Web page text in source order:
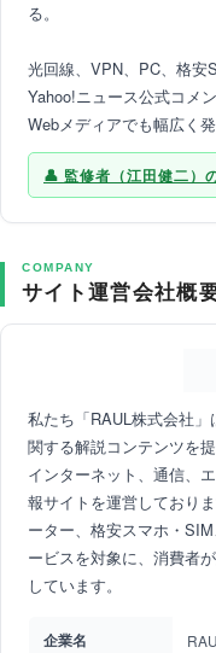
る。
光回線、VPN、PC、格安
Yahoo!ニュース公式コメ
Webメディアでも幅広く発
監修者（江田健二）
COMPANY
サイト運営会社概
私たち「RAUL株式会社
関する解説コンテンツを
インターネット、通信、
報サイトを運営しており
ーター、格安スマホ・
ービスを対象に、消費者
しています。
企業名